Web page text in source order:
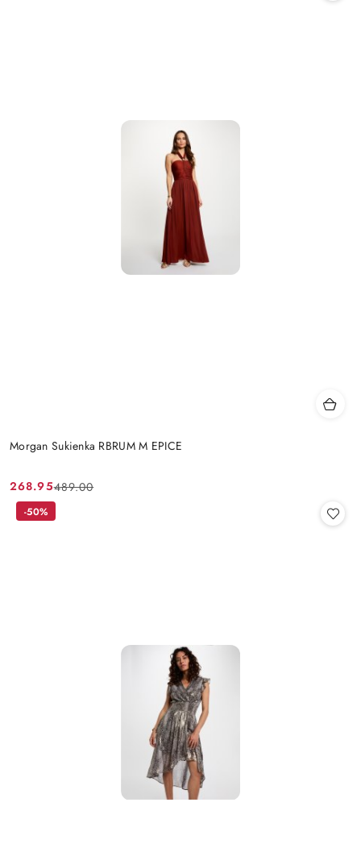
Morgan Sukienka RBRUM M EPICE
Cena
promocyjna:
268.95
Cena
przed
489.00
-50%